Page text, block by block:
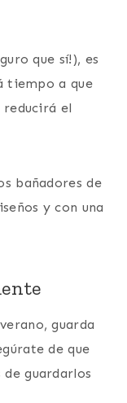
que sí!), es
tiempo a que
reducirá el
bañadores de
y con una
guarda
de que
guardarlos